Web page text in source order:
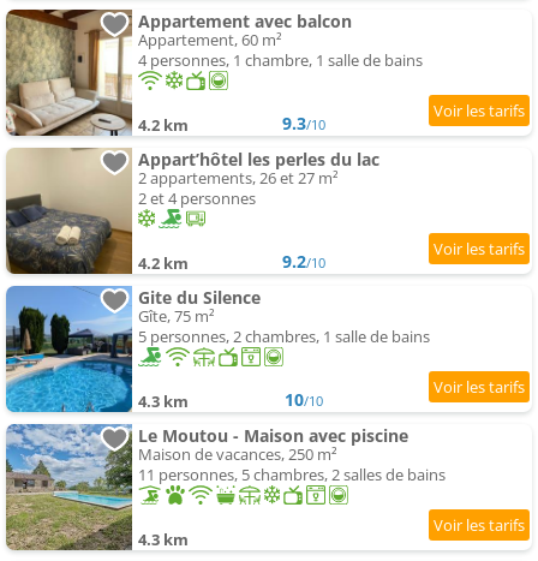
Appartement avec balcon
Appartement, 60 m²
4 personnes, 1 chambre, 1 salle de bains
4.2 km 9.3/10
Appart’hôtel les perles du lac
2 appartements, 26 et 27 m²
2 et 4 personnes
4.2 km 9.2/10
Gite du Silence
Gîte, 75 m²
5 personnes, 2 chambres, 1 salle de bains
4.3 km 10/10
Le Moutou - Maison avec piscine
Maison de vacances, 250 m²
11 personnes, 5 chambres, 2 salles de bains
4.3 km